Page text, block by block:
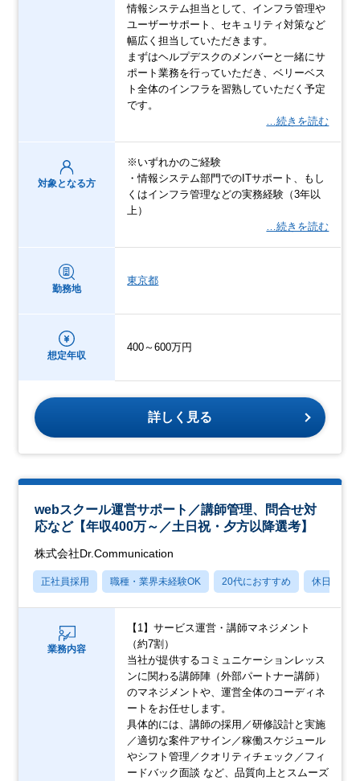
情報システム担当として、インフラ管理や
ユーザーサポート、セキュリティ対策など
幅広く担当していただきます。
まずはヘルプデスクのメンバーと一緒にサ
ポート業務を行っていただき、ベリーベス
ト全体のインフラを習熟していただく予定
です。
…続きを読む
対象となる方
※いずれかのご経験
・情報システム部門でのITサポート、もし
くはインフラ管理などの実務経験（3年以
上）
…続きを読む
勤務地
東京都
想定年収
400～600万円
詳しく見る
webスクール運営サポート／講師管理、問合せ対
応など【年収400万～／土日祝・夕方以降選考】
株式会社Dr.Communication
正社員採用 職種・業界未経験OK 20代におすすめ 休日120日
業務内容
【1】サービス運営・講師マネジメント
（約7割）
当社が提供するコミュニケーションレッス
ンに関わる講師陣（外部パートナー講師）
のマネジメントや、運営全体のコーディネ
ートをお任せします。
具体的には、講師の採用／研修設計と実施
／適切な案件アサイン／稼働スケジュール
やシフト管理／クオリティチェック／フィ
ードバック面談 など、品質向上とスムーズ